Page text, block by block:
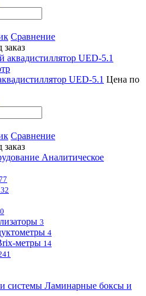
Сравнение
заказ
UED-5.1 Цена по
Сравнение
заказ
Аналитическое
32
3
4
метры 14
Ламинарные боксы и